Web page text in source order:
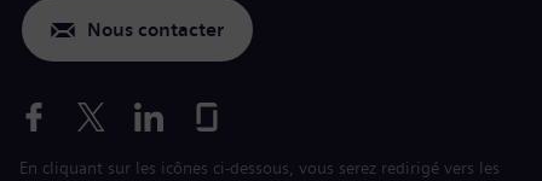
Nous contacter
En cliquant sur les icônes ci-dessous, vous serez redirigé vers les